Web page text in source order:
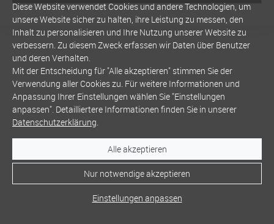
Diese Website verwendet Cookies und andere Technologien, um
unsere Website sicher zu halten, ihre Leistung zu messen, den
Inhalt zu personalisieren und Ihre Nutzung unserer Website zu
verbessern. Zu diesem Zweck erfassen wir Daten über Benutzer
und deren Verhalten.
Mit der Entscheidung für "Alle akzeptieren" stimmen Sie der
Verwendung aller Cookies zu. Für weitere Informationen und
Anpassung Ihrer Einstellungen wählen Sie "Einstellungen
anpassen". Detailliertere Informationen finden Sie in unserer
Datenschutzerklärung.
Alle akzeptieren
Nur notwendige akzeptieren
Einstellungen anpassen